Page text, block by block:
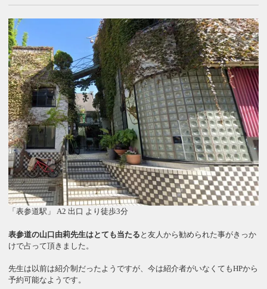
「表参道駅」 A2 出口 より徒歩3分
表参道の山口由莉先生はとても当たる と友人から勧められた事がきっか
けで占って頂きました。
先生は以前は紹介制だったようですが、今は紹介者がいなくてもHPから
予約可能なようです。